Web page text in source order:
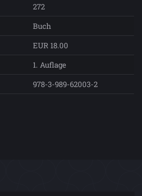
272
Buch
EUR 18.00
1. Auflage
978-3-989-62003-2